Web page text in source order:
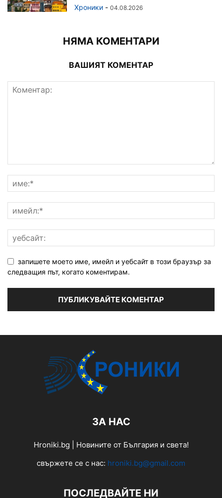
Хроники - 04.08.2026
НЯМА КОМЕНТАРИ
ВАШИЯТ КОМЕНТАР
запишете моето име, имейл и уебсайт в този браузър за
следващия път, когато коментирам.
ЗА НАС
Hroniki.bg | Новините от България и света!
свържете се с нас: hroniki.bg@gmail.com
ПОСЛЕДВАЙТЕ НИ